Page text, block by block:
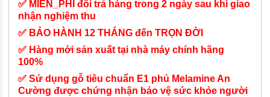
✅ MIỄN_PHÍ đổi trả hàng trong 2 ngày sau khi giao
nhận nghiệm thu
✅ BẢO HÀNH 12 THÁNG đến TRỌN ĐỜI
✅ Hàng mới sản xuất tại nhà máy chính hãng
100%
✅ Sử dụng gỗ tiêu chuẩn E1 phủ Melamine An
Cường được chứng nhận bảo vệ sức khỏe người